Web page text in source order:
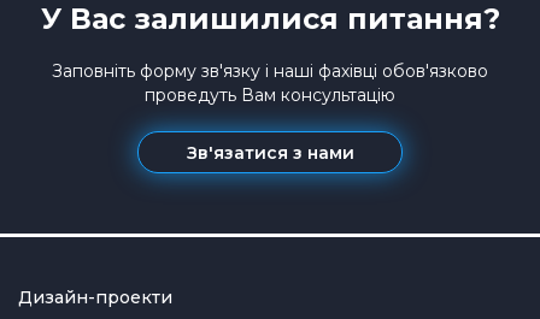
У Вас залишилися питання?
Заповніть форму зв'язку і наші фахівці обов'язково
проведуть Вам консультацію
Зв'язатися з нами
Дизайн-проекти